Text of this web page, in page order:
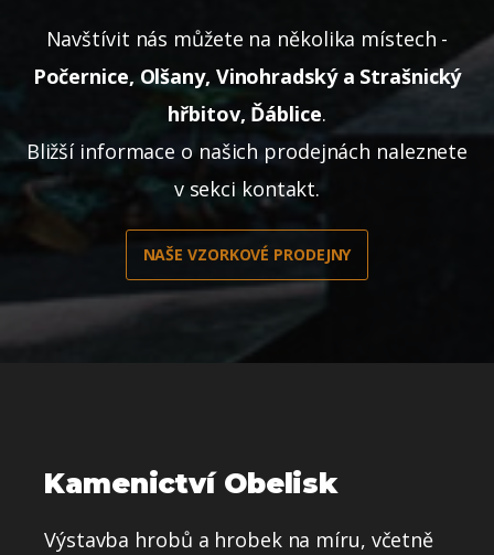
Navštívit nás můžete na několika místech -
Počernice, Olšany, Vinohradský a Strašnický
hřbitov, Ďáblice.
Bližší informace o našich prodejnách naleznete
v sekci kontakt.
NAŠE VZORKOVÉ PRODEJNY
Kamenictví Obelisk
Výstavba hrobů a hrobek na míru, včetně